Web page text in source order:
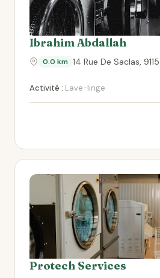
Ibrahim Abdallah
0.0 km 14 Rue De Saclas,
Activité : Lave-linge
Protech Services